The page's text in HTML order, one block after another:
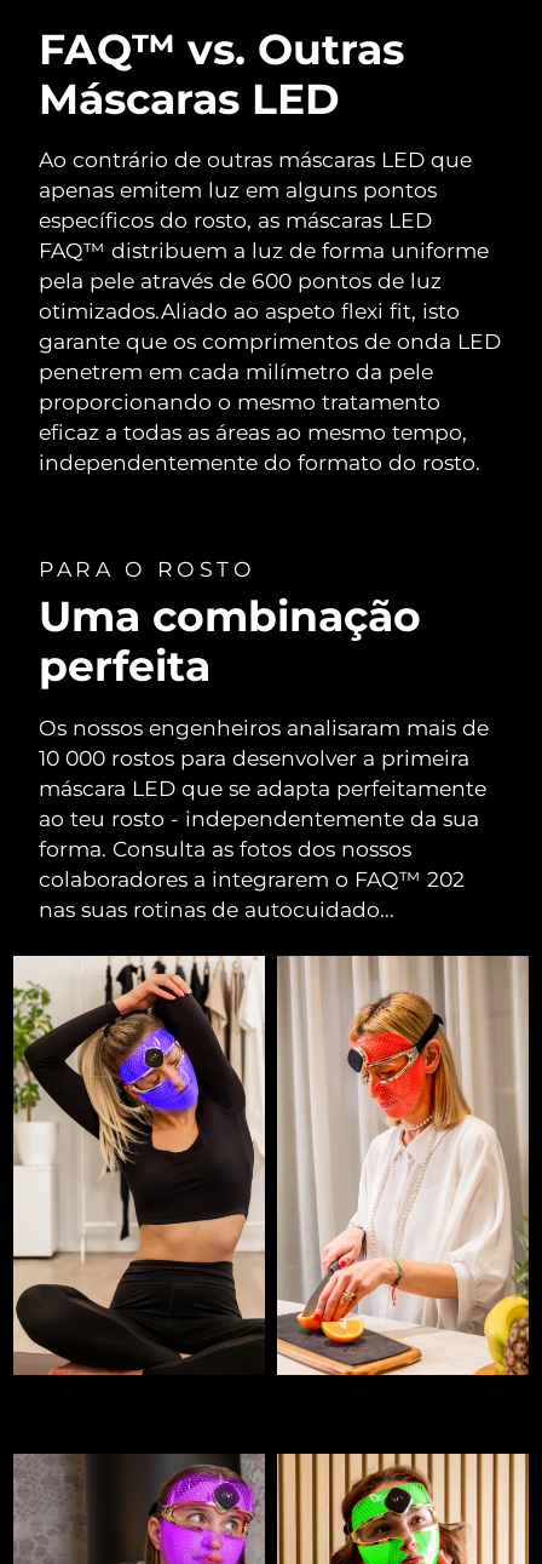
FAQ™ vs. Outras
Máscaras LED
Ao contrário de outras máscaras LED que
apenas emitem luz em alguns pontos
específicos do rosto, as máscaras LED
FAQ™ distribuem a luz de forma uniforme
pela pele através de 600 pontos de luz
otimizados.Aliado ao aspeto flexi fit, isto
garante que os comprimentos de onda LED
penetrem em cada milímetro da pele
proporcionando o mesmo tratamento
eficaz a todas as áreas ao mesmo tempo,
independentemente do formato do rosto.
PARA O ROSTO
Uma combinação
perfeita
Os nossos engenheiros analisaram mais de
10 000 rostos para desenvolver a primeira
máscara LED que se adapta perfeitamente
ao teu rosto - independentemente da sua
forma. Consulta as fotos dos nossos
colaboradores a integrarem o FAQ™ 202
nas suas rotinas de autocuidado...